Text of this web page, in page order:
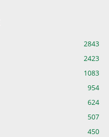
2843
2423
1083
954
624
507
450